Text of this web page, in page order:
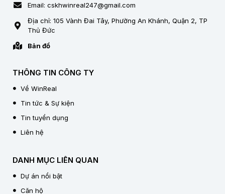
Email: cskhwinreal247@gmail.com
Địa chỉ: 105 Vành Đai Tây, Phường An Khánh, Quận 2, TP
Thủ Đức
Bản đồ
THÔNG TIN CÔNG TY
Về WinReal
Tin tức & Sự kiện
Tin tuyển dụng
Liên hệ
DANH MỤC LIÊN QUAN
Dự án nổi bật
Căn hộ